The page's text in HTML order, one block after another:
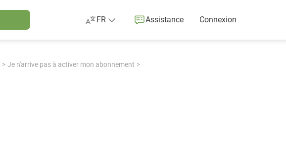
FR Assistance Connexion
Je n'arrive pas à activer mon abonnement